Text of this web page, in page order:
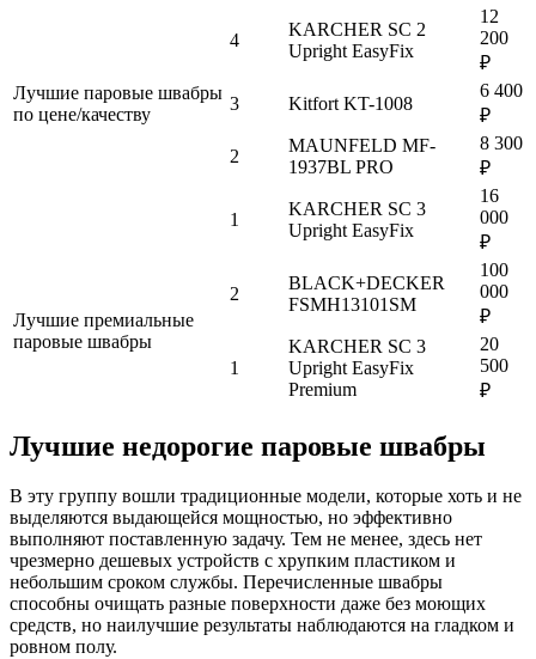
Лучшие паровые швабры
по цене/качеству
4
KARCHER SC 2
Upright EasyFix
12
200
₽
3
Kitfort KT-1008
6 400
₽
2
MAUNFELD MF-
1937BL PRO
8 300
₽
1
KARCHER SC 3
Upright EasyFix
16
000
₽
Лучшие премиальные
паровые швабры
2
BLACK+DECKER
FSMH13101SM
100
000
₽
1
KARCHER SC 3
Upright EasyFix
Premium
20
500
₽
Лучшие недорогие паровые швабры
В эту группу вошли традиционные модели, которые хоть и не
выделяются выдающейся мощностью, но эффективно
выполняют поставленную задачу. Тем не менее, здесь нет
чрезмерно дешевых устройств с хрупким пластиком и
небольшим сроком службы. Перечисленные швабры
способны очищать разные поверхности даже без моющих
средств, но наилучшие результаты наблюдаются на гладком и
ровном полу.